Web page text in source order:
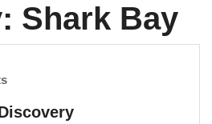
Shark Bay